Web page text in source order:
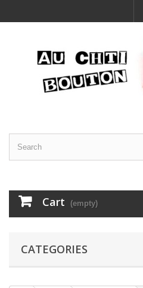
Cart (empty)
CATEGORIES